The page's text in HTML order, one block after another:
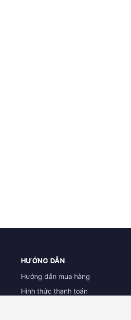
HƯỚNG DẪN
Hướng dẫn mua hàng
Hình thức thanh toán